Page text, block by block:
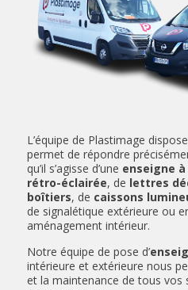
L’équipe de Plastimage
permet de répondre
qu’il s’agisse d’une enseigne à
rétro-éclairée, de lettres
boîtiers, de caissons
de signalétique extérieure ou
aménagement intérieur.
Notre équipe de pose d’
intérieure et extérieure nous
et la maintenance de tous vos